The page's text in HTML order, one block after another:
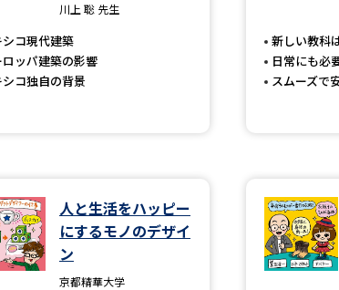
新増設大学・学部・学科
データサイエンス特集
新学年スタ
オープンキャン
オープンキャンパス検索
来場型・Web型イベント
川上 聡 先生
シコ現代建築
ロッパ建築の影響
シコ独自の背景
新しい教科
日常にも必
スムーズで
人と生活をハッピー
にするモノのデザイ
ン
京都精華大学